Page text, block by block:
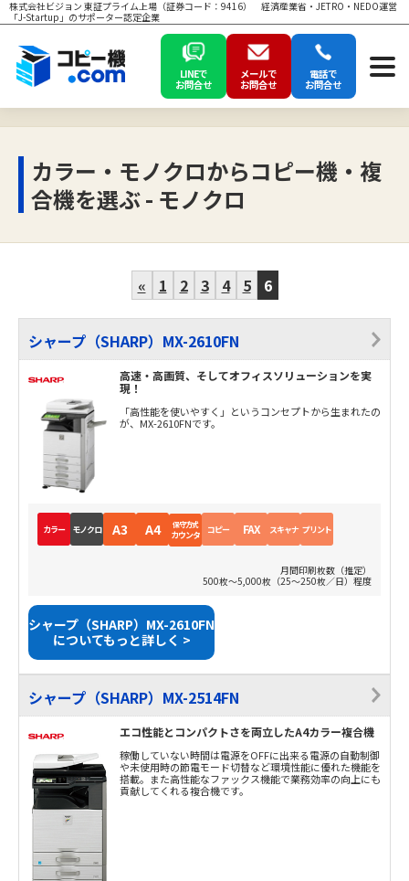
株式会社ビジョン 東証プライム上場（証券コード：9416） 経済産業省・JETRO・NEDO運営
「J-Startup」のサポーター認定企業
LINEで
お問合せ
メールで
お問合せ
電話で
お問合せ
カラー・モノクロからコピー機・複
合機を選ぶ - モノクロ
« 1 2 3 4 5 6
シャープ（SHARP）MX-2610FN
高速・高画質、そしてオフィスソリューションを実
現！
「高性能を使いやすく」というコンセプトから生まれたの
が、MX-2610FNです。
カラー モノクロ A3 A4 保守方式
カウンタ コピー FAX スキャナ プリント
月間印刷枚数（推定）
500枚～5,000枚（25～250枚／日）程度
シャープ（SHARP）MX-2610FN
についてもっと詳しく >
シャープ（SHARP）MX-2514FN
エコ性能とコンパクトさを両立したA4カラー複合機
稼働していない時間は電源をOFFに出来る電源の自動制御
や未使用時の節電モード切替など環境性能に優れた機能を
搭載。また高性能なファックス機能で業務効率の向上にも
貢献してくれる複合機です。